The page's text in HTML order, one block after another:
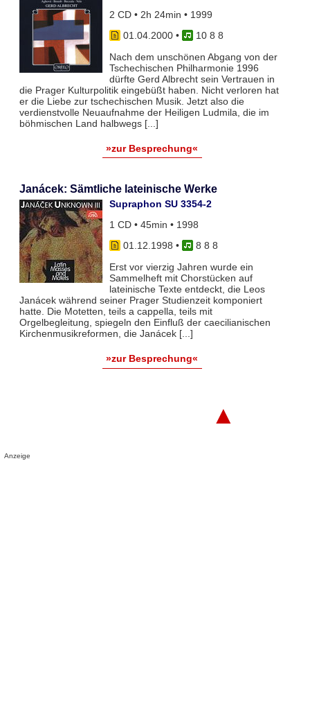
2 CD • 2h 24min • 1999
01.04.2000•
10 8 8
Nach dem unschönen Abgang von der
Tschechischen Philharmonie 1996
dürfte Gerd Albrecht sein Vertrauen in
die Prager Kulturpolitik eingebüßt haben. Nicht verloren hat
er die Liebe zur tschechischen Musik. Jetzt also die
verdienstvolle Neuaufnahme der Heiligen Ludmila, die im
böhmischen Land halbwegs [...]
»zur Besprechung«
Janácek: Sämtliche lateinische Werke
Supraphon SU 3354-2
1 CD • 45min • 1998
01.12.1998 •
8 8 8
Erst vor vierzig Jahren wurde ein
Sammelheft mit Chorstücken auf
lateinische Texte entdeckt, die Leos
Janácek während seiner Prager Studienzeit komponiert
hatte. Die Motetten, teils a cappella, teils mit
Orgelbegleitung, spiegeln den Einfluß der caecilianischen
Kirchenmusikreformen, die Janácek [...]
»zur Besprechung«
▲
Anzeige